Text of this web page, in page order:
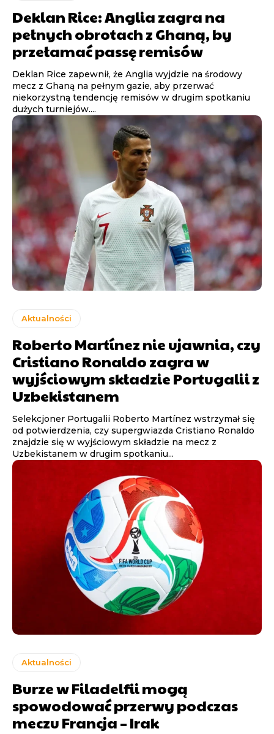
Deklan Rice: Anglia zagra na
pełnych obrotach z Ghaną, by
przełamać passę remisów
Deklan Rice zapewnił, że Anglia wyjdzie na środowy
mecz z Ghaną na pełnym gazie, aby przerwać
niekorzystną tendencję remisów w drugim spotkaniu
dużych turniejów....
Aktualności
Roberto Martínez nie ujawnia, czy
Cristiano Ronaldo zagra w
wyjściowym składzie Portugalii z
Uzbekistanem
Selekcjoner Portugalii Roberto Martínez wstrzymał się
od potwierdzenia, czy supergwiazda Cristiano Ronaldo
znajdzie się w wyjściowym składzie na mecz z
Uzbekistanem w drugim spotkaniu...
Aktualności
Burze w Filadelfii mogą
spowodować przerwy podczas
meczu Francja – Irak